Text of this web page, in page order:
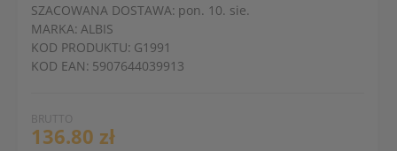
BRUTTO
136.80 zł
SZACOWANA DOSTAWA: pon. 10. sie.
MARKA: ALBIS
KOD PRODUKTU: G1991
KOD EAN: 5907644039913